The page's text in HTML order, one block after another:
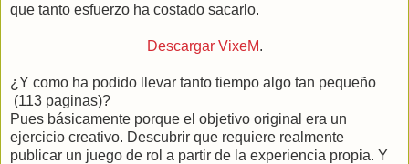
que tanto esfuerzo ha costado sacarlo.
Descargar VixeM.
¿Y como ha podido llevar tanto tiempo algo tan pequeño
(113 paginas)?
Pues básicamente porque el objetivo original era un
ejercicio creativo. Descubrir que requiere realmente
publicar un juego de rol a partir de la experiencia propia. Y